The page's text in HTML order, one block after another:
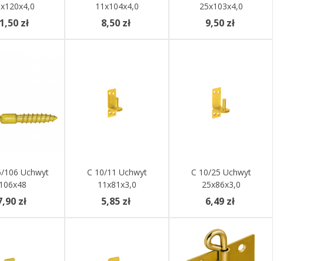
zł
11x104x4,0
8,50 zł
25x103x4,0
9,50 zł
Koszyka
106 Uchwyt
106x48
zł
Dodaj Do Koszyka
C 10/11 Uchwyt
11x81x3,0
5,85 zł
Dodaj Do Koszyka
C 10/25 Uchwyt
25x86x3,0
6,49 zł